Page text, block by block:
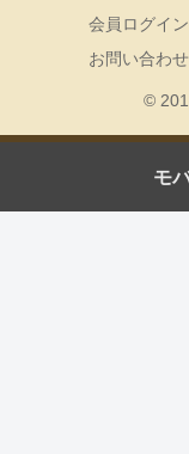
会員ログイン
お問い合わせ
©
モ